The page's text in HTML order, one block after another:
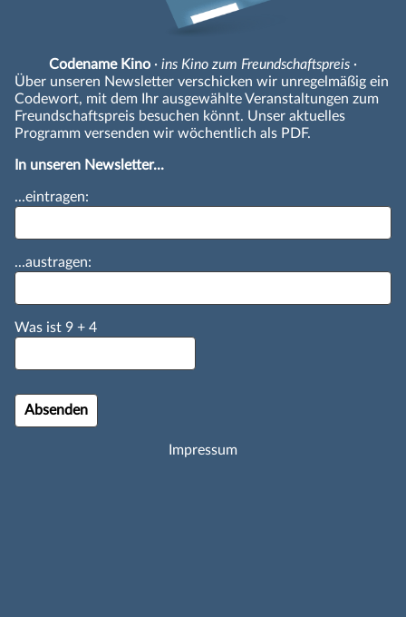
Codename Kino · ins Kino zum Freundschaftspreis ·
Über unseren Newsletter verschicken wir unregelmäßig ein
Codewort, mit dem Ihr ausgewählte Veranstaltungen zum
Freundschaftspreis besuchen könnt. Unser aktuelles
Programm versenden wir wöchentlich als PDF.
In unseren Newsletter...
...eintragen:
...austragen:
Was ist 9 + 4
Impressum